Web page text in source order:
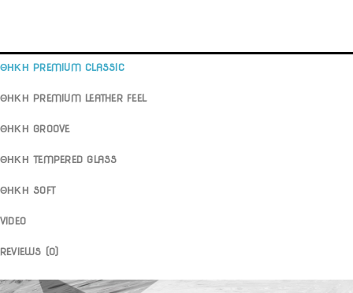
ΘΗΚΗ PREMIUM CLASSIC
ΘΗΚΗ PREMIUM LEATHER FEEL
ΘΗΚΗ GROOVE
ΘΗΚΗ TEMPERED GLASS
ΘΗΚΗ SOFT
VIDEO
REVIEWS (0)